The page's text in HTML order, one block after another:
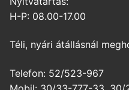
H-P: 08.00-17.00
Téli, nyári átállásnál
Telefon: 52/523-967